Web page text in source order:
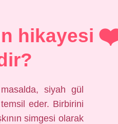
hikayesi
siyah gül
eder. Birbirini
simgesi olarak